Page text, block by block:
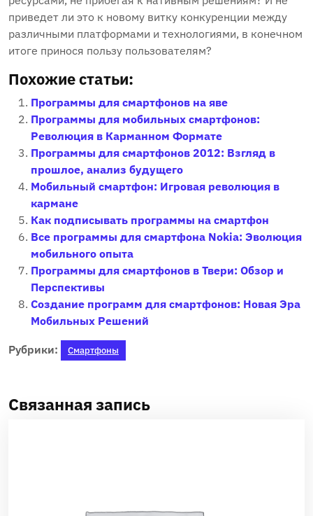
приведет ли это к новому витку конкуренции между
различными платформами и технологиями, в конечном
итоге принося пользу пользователям?
Похожие статьи:
Программы для смартфонов на яве
Программы для мобильных смартфонов:
Революция в Карманном Формате
Программы для смартфонов 2012: Взгляд в
прошлое, анализ будущего
Мобильный смартфон: Игровая революция в
кармане
Как подписывать программы на смартфон
Все программы для смартфона Nokia: Эволюция
мобильного опыта
Программы для смартфонов в Твери: Обзор и
Перспективы
Создание программ для смартфонов: Новая Эра
Мобильных Решений
Рубрики: Смартфоны
Связанная запись